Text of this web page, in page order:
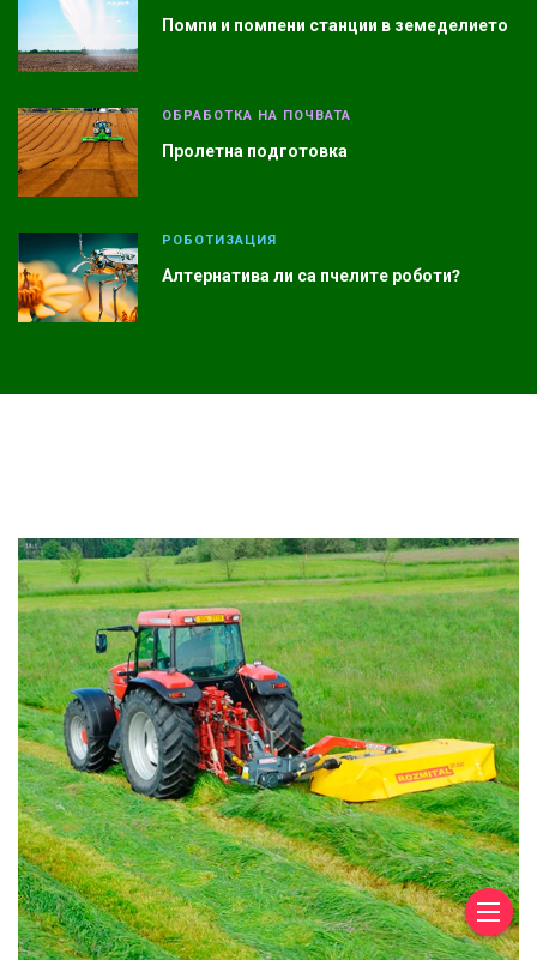
Помпи и помпени станции в земеделието
ОБРАБОТКА НА ПОЧВАТА
Пролетна подготовка
РОБОТИЗАЦИЯ
Алтернатива ли са пчелите роботи?